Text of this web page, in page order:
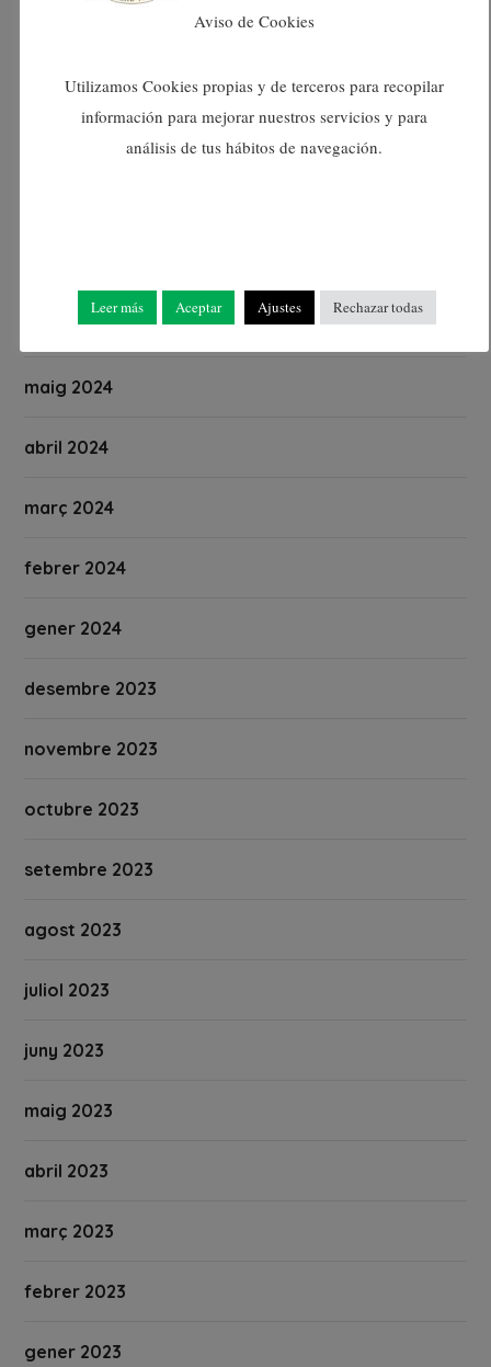
octubre 2024
setembre 2024
juny 2024
maig 2024
abril 2024
març 2024
febrer 2024
gener 2024
desembre 2023
novembre 2023
octubre 2023
setembre 2023
agost 2023
juliol 2023
juny 2023
maig 2023
abril 2023
març 2023
febrer 2023
gener 2023
Aviso de Cookies
Utilizamos Cookies propias y de terceros para recopilar
información para mejorar nuestros servicios y para
análisis de tus hábitos de navegación.
Leer más Aceptar Ajustes Rechazar todas